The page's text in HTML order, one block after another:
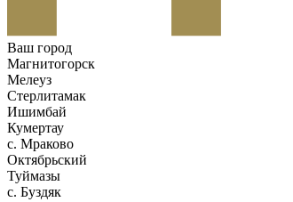
Ваш город
Магнитогорск
Мелеуз
Стерлитамак
Ишимбай
Кумертау
c. Мраково
Октябрьский
Туймазы
c. Буздяк